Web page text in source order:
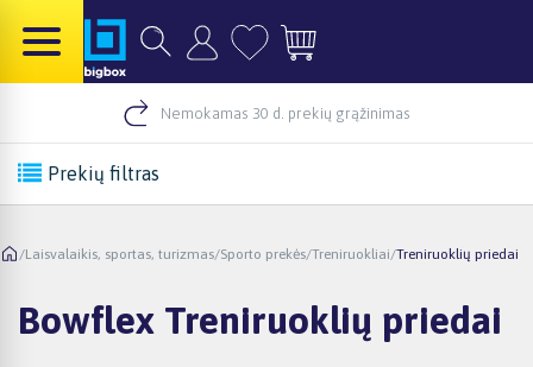
Nemokamas 30 d. prekių grąžinimas
Prekių filtras
/Laisvalaikis, sportas, turizmas/Sporto prekės/Treniruokliai/Treniruoklių priedai
Bowflex Treniruoklių priedai